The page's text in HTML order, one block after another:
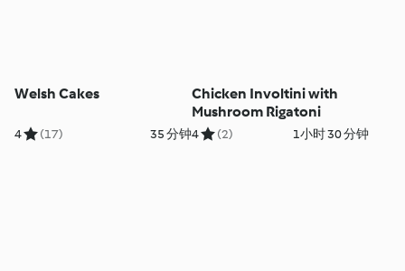
Welsh Cakes
4 (17) 35 分钟
Chicken Involtini with
Mushroom Rigatoni
4 (2) 1小时 30 分钟